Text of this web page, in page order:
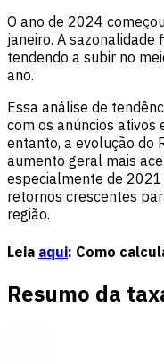
O ano de 2024
janeiro. A sazonalidade
tendendo a subir no
ano.
Essa análise de
com os anúncios ativos
entanto, a evolução do
aumento geral mais
especialmente de
retornos crescentes
região.
Leia aqui: Como
Resumo da